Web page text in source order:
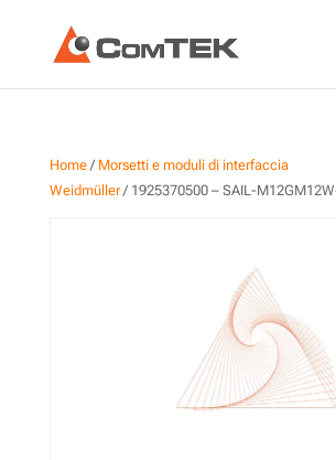
Home/ Morsetti e moduli di interfaccia
Weidmüller/ 1925370500 – SAIL-